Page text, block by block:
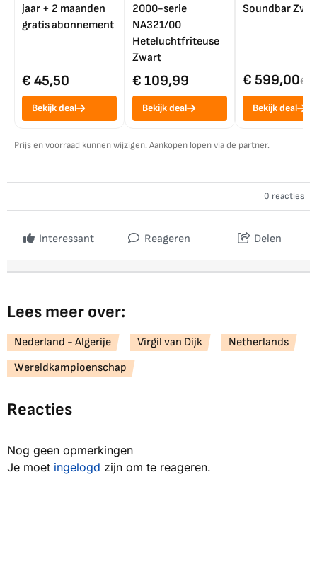
jaar + 2 maanden
gratis abonnement
€ 45,50
Bekijk deal
2000-serie
NA321/00
Heteluchtfriteuse
Zwart
€ 109,99
Bekijk deal
Soundbar
€ 599,00€
Bekijk deal
Prijs en voorraad kunnen wijzigen. Aankopen lopen via de partner.
0 reacties
Interessant Reageren Delen
Lees meer over:
Nederland - Algerije Virgil van Dijk
Netherlands
Wereldkampioenschap
Reacties
Nog geen opmerkingen
Je moet ingelogd zijn om te reageren.